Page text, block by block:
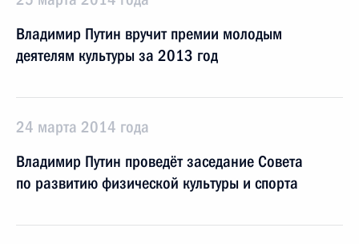
Владимир Путин вручит премии молодым
деятелям культуры за 2013 год
24 марта 2014 года
Владимир Путин проведёт заседание Совета
по развитию физической культуры и спорта